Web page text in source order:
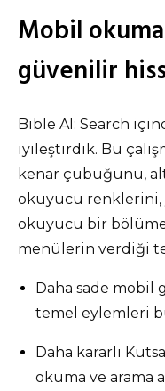
Mobil
güvenilir
Bible AI: Search
iyileştirdik. Bu
kenar çubuğunu,
okuyucu renklerini,
okuyucu bir
menülerin verdiği
Daha sade mobil
temel eylemleri
Daha kararlı
okuma ve arama